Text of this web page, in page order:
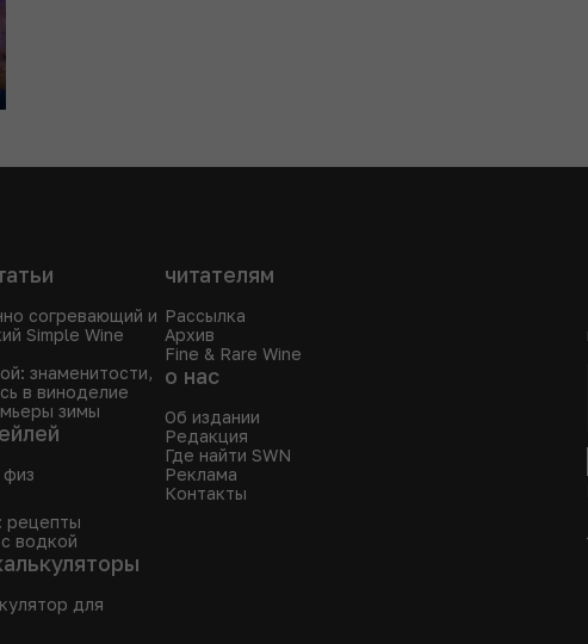
согревающий и
Simple Wine
знаменитости,
в виноделие
зимы
рецепты
водкой
для
читателям
Рассылка
Архив
Fine & Rare Wine
о нас
Об издании
Редакция
Где найти SWN
Реклама
Контакты